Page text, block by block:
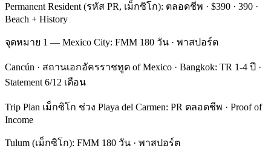
Permanent Resident (รหัส PR, เม็กซิโก): ตลอดชีพ · $390 · 390 ·
Beach + History
จุดหมาย 1 — Mexico City: FMM 180 วัน · พาสปอร์ต
Cancún · สถานเอกอัครราชทูต of Mexico · Bangkok: TR 1-4 ปี ·
Statement 6/12 เดือน
Trip Plan เม็กซิโก ช่วง Playa del Carmen: PR ตลอดชีพ · Proof of
Income
Tulum (เม็กซิโก): FMM 180 วัน · พาสปอร์ต